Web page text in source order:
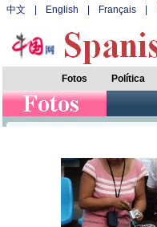
中文 English Français
Fotos Política